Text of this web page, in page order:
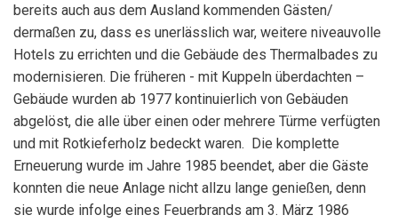
bereits auch aus dem Ausland kommenden Gästen/
dermaßen zu, dass es unerlässlich war, weitere niveauvolle
Hotels zu errichten und die Gebäude des Thermalbades zu
modernisieren. Die früheren - mit Kuppeln überdachten –
Gebäude wurden ab 1977 kontinuierlich von Gebäuden
abgelöst, die alle über einen oder mehrere Türme verfügten
und mit Rotkieferholz bedeckt waren. Die komplette
Erneuerung wurde im Jahre 1985 beendet, aber die Gäste
konnten die neue Anlage nicht allzu lange genießen, denn
sie wurde infolge eines Feuerbrands am 3. März 1986